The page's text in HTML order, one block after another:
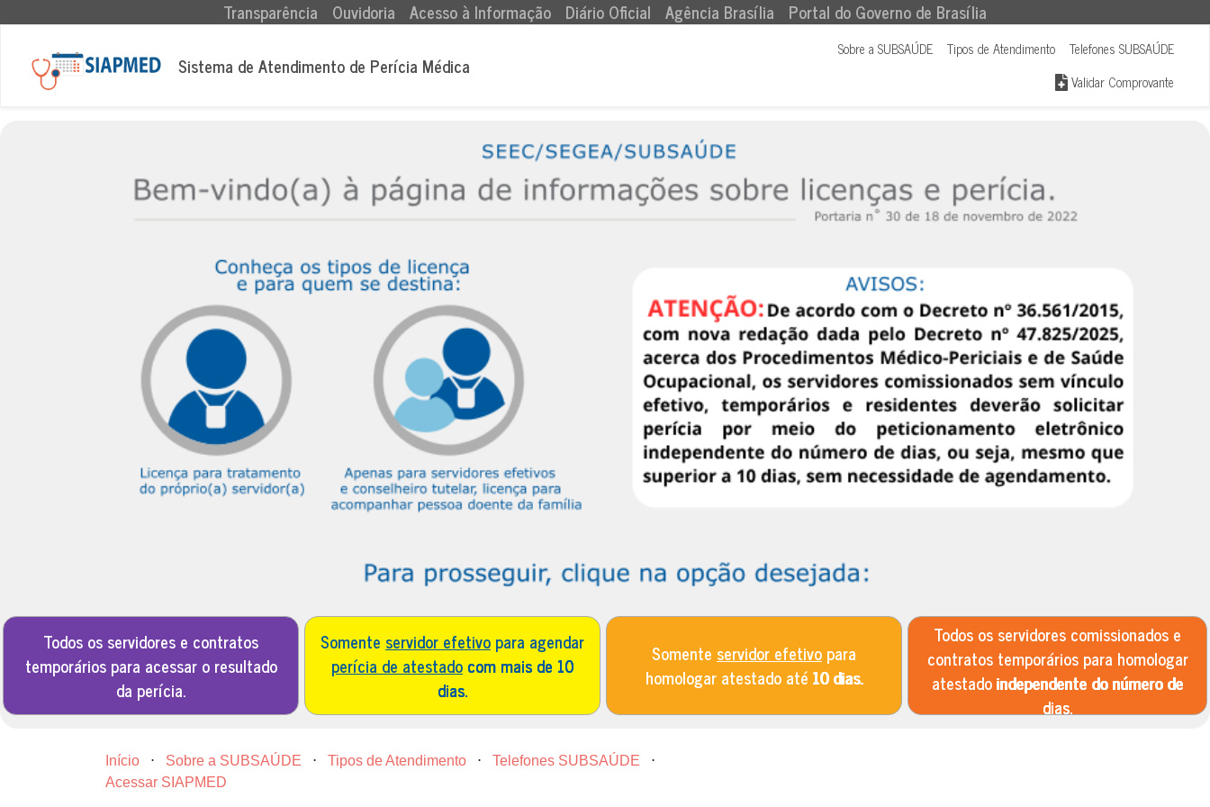
Transparência (current)
Ouvidoria Acesso à Informação Diário Oficial Agência Brasília Portal do Governo de Brasília
Sistema de Atendimento de Perícia Médica
Sobre a SUBSAÚDE Tipos de Atendimento
Telefones SUBSAÚDE
Validar Comprovante
Todos os servidores e contratos
temporários para acessar o resultado
da perícia.
Somente servidor efetivo
para agendar
perícia de atestado com mais de 10
dias.
Somente servidor efetivo para
homologar atestado até 10 dias.
Todos os servidores comissionados e
contratos temporários para homologar
atestadoindependente do número de
dias.
Início ⋅ Sobre a SUBSAÚDE ⋅ Tipos de Atendimento ⋅ Telefones SUBSAÚDE
⋅
Acessar SIAPMED